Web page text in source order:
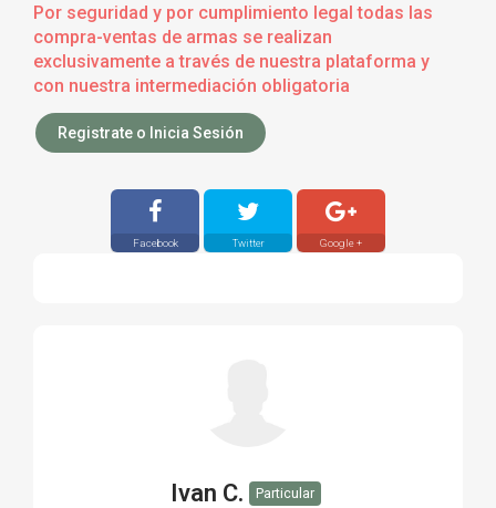
Por seguridad y por cumplimiento legal todas las
compra-ventas de armas se realizan
exclusivamente a través de nuestra plataforma y
con nuestra intermediación obligatoria
Registrate o Inicia Sesión
Facebook Twitter Google +
Ivan C. Particular